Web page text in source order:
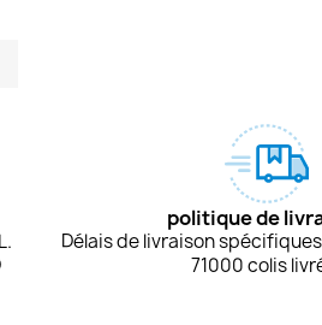
politique de
Délais de livraison
71000 colis